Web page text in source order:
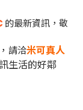
的最新資訊，敬
請洽米可真人
生活的好鄰